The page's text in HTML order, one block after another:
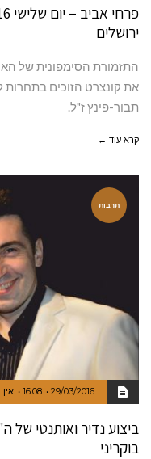
ירושלים
התזמורת הסימפונית של
את קונצרט הזוכים בתחרות
תבור-פינץ ז"ל.
קרא עוד ←
תרבות
29/03/2016
16:08
ביצוע נדיר ואותנטי
בוקריני